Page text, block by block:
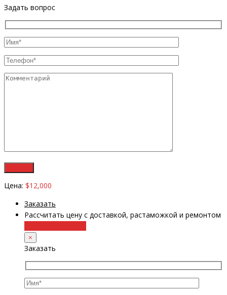
Задать вопрос
Цена: $12,000
Заказать
Рассчитать цену с доставкой, растаможкой и ремонтом
×
Заказать